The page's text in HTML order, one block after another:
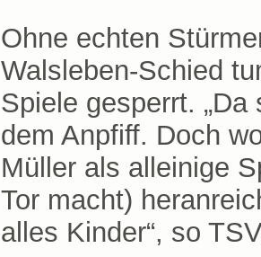
Ohne echten
Walsleben-Schied
Spiele gesperrt.
dem Anpfiff. Doch
Müller als alleinige
Tor macht)
alles Kinder“, so